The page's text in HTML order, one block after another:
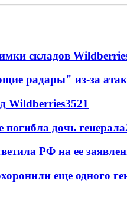
складов
радары" из-за
Wildberries3521
дочь генерала
РФ на ее
еще одного